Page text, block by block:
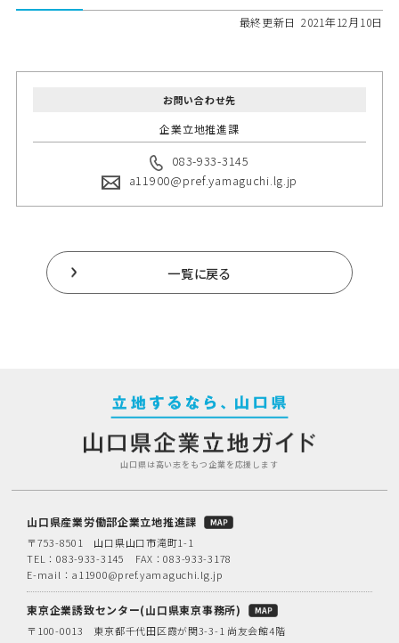
最終更新日 2021年12月10日
お問い合わせ先
企業立地推進課
083-933-3145
a11900@pref.yamaguchi.lg.jp
一覧に戻る
山口県は高い志をもつ企業を応援します
山口県産業労働部企業立地推進課
〒753-8501 山口県山口市滝町1-1
TEL：083-933-3145
FAX：083-933-3178
E-mail： a11900@pref.yamaguchi.lg.jp
東京企業誘致センター(山口県東京事務所)
〒100-0013 東京都千代田区霞が関3-3-1 尚友会館4階